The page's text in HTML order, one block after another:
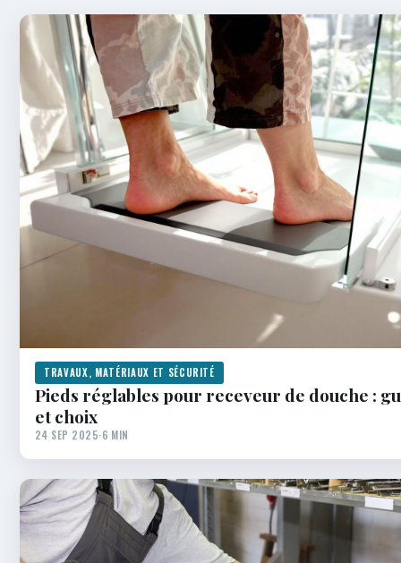
TRAVAUX, MATÉRIAUX ET SÉCURITÉ
Pieds réglables pour receveur de douche :
et choix
24 SEP 2025·6 MIN